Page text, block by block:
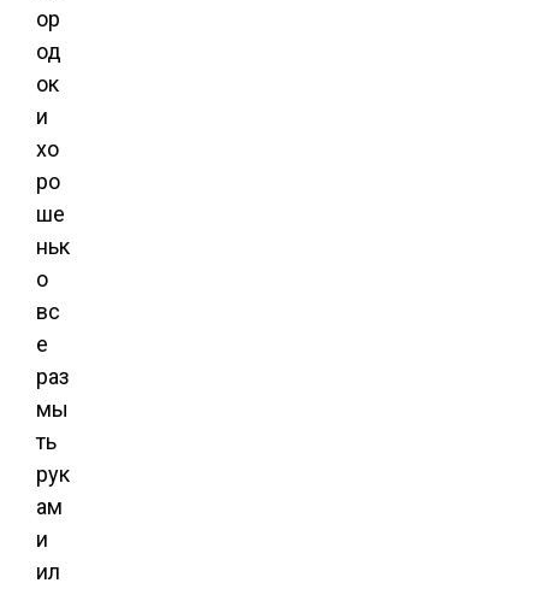
ор
од
ок
и
хо
ро
ше
ньк
о
вс
е
раз
мы
ть
рук
ам
и
ил